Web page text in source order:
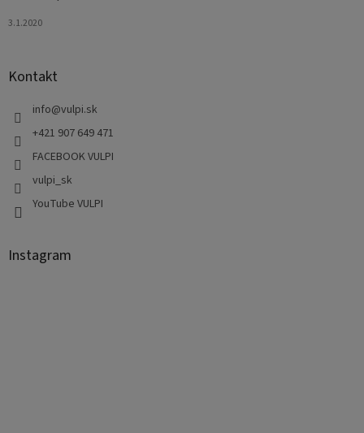
3.1.2020
Kontakt
info@vulpi.sk
+421 907 649 471
FACEBOOK VULPI
vulpi_sk
YouTube VULPI
Instagram